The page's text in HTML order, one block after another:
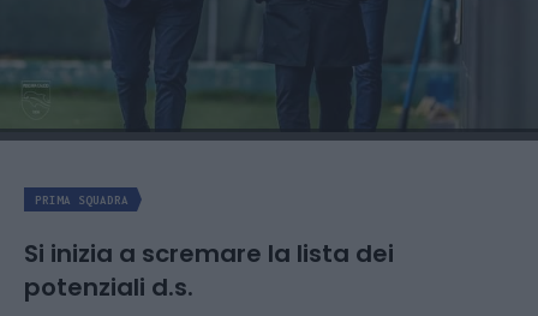
PRIMA SQUADRA
Si inizia a scremare la lista dei
potenziali d.s.